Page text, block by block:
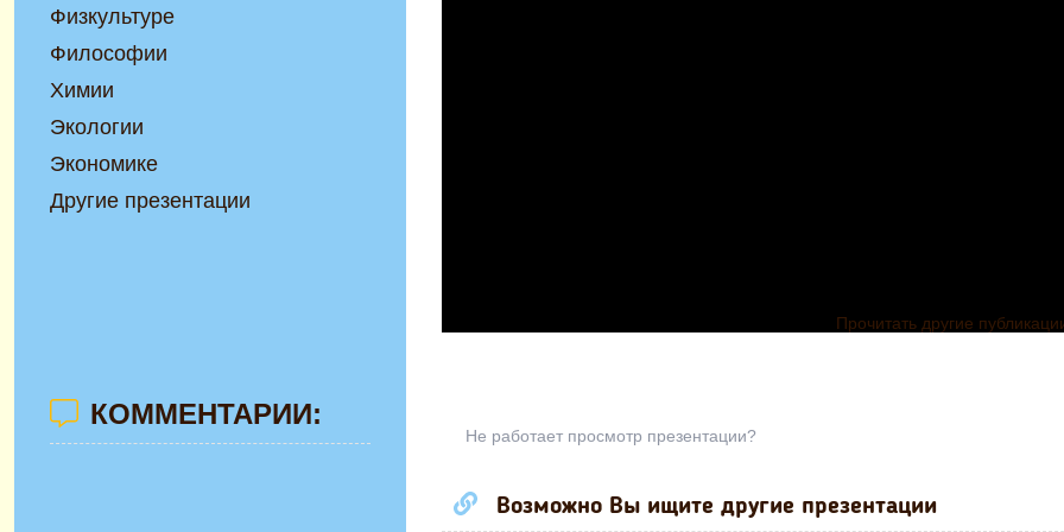
Прочитать другие
Не работает просмотр презентации?
Возможно Вы ищите другие презентации
Физкультуре
Философии
Химии
Экологии
Экономике
Другие презентации
КОММЕНТАРИИ: